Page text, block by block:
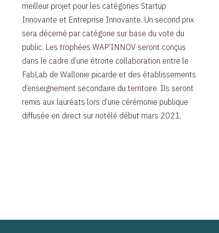
meilleur projet pour les catégories Startup
Innovante et Entreprise Innovante. Un second prix
sera décerné par catégorie sur base du vote du
public. Les trophées WAP’INNOV seront conçus
dans le cadre d’une étroite collaboration entre le
FabLab de Wallonie picarde et des établissements
d’enseignement secondaire du territoire. Ils seront
remis aux lauréats lors d’une cérémonie publique
diffusée en direct sur notélé début mars 2021.